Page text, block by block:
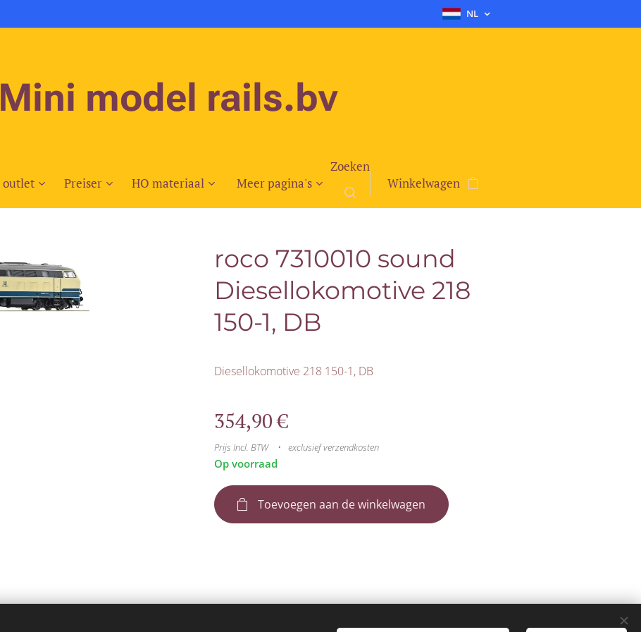
NL
Mini model rails.bv
outlet Preiser HO materiaal Meer pagina's
Zoeken
Winkelwagen
roco 7310010 sound
Diesellokomotive 218
150-1, DB
Diesellokomotive 218 150-1, DB
354,90€
Prijs Incl. BTW exclusief verzendkosten
Op voorraad
Toevoegen aan de winkelwagen